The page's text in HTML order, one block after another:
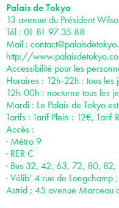
Palais de Tokyo
13 avenue du Président
Tél : 01 81 97 35 88
Mail :
http://
Accessibilité pour les
Horaires : 12h-22h : tous les
12h-00h : nocturne tous les
Mardi : Le Palais de Tokyo
Tarifs : Tarif Plein : 12€, Tarif
Accès :
· Métro 9
· RER C
· Bus 32, 42, 63, 72, 80, 82,
· Vélib’ 4 rue de
Astrid ; 45 avenue Marceau